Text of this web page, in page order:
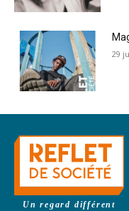
29
Un regard différent